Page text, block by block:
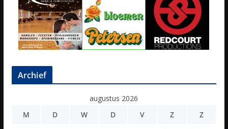
Archief
augustus 2026
M
D W D V Z Z